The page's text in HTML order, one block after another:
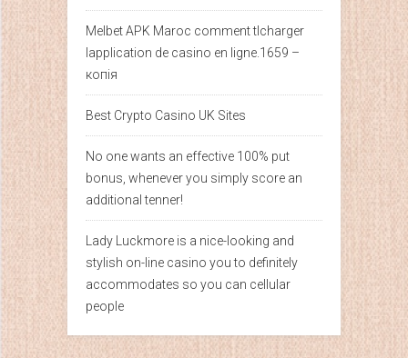
Melbet APK Maroc comment tlcharger
lapplication de casino en ligne.1659 –
копія
Best Crypto Casino UK Sites
No one wants an effective 100% put
bonus, whenever you simply score an
additional tenner!
Lady Luckmore is a nice-looking and
stylish on-line casino you to definitely
accommodates so you can cellular
people